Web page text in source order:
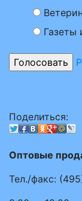
Газеты
Поделиться:
Оптовые
Тел./факс: